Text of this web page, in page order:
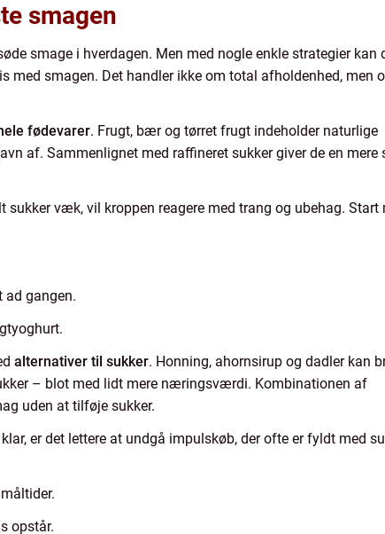
smagen
smage i hverdagen. Men med nogle enkle strategier kan
med smagen. Det handler ikke om total afholdenhed, men
fødevarer. Frugt, bær og tørret frugt indeholder naturlige
af. Sammenlignet med raffineret sukker giver de en mere
sukker væk, vil kroppen reagere med trang og ubehag. Start
gangen.
alternativer til sukker. Honning, ahornsirup og dadler kan
– blot med lidt mere næringsværdi. Kombinationen af
uden at tilføje sukker.
er det lettere at undgå impulskøb, der ofte er fyldt med
opstår.